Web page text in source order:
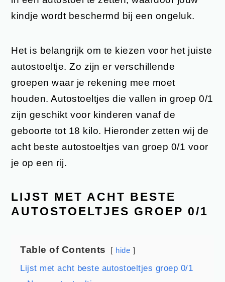
kindje wordt beschermd bij een ongeluk.
Het is belangrijk om te kiezen voor het juiste
autostoeltje. Zo zijn er verschillende
groepen waar je rekening mee moet
houden. Autostoeltjes die vallen in groep 0/1
zijn geschikt voor kinderen vanaf de
geboorte tot 18 kilo. Hieronder zetten wij de
acht beste autostoeltjes van groep 0/1 voor
je op een rij.
LIJST MET ACHT BESTE
AUTOSTOELTJES GROEP 0/1
Table of Contents hide
Lijst met acht beste autostoeltjes groep 0/1